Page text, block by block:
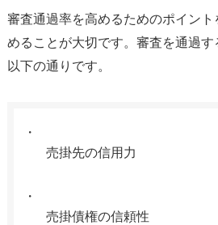
審査通過率を高めるためのポイン
めることが大切です。審査を通過す
以下の通りです。
売掛先の信用力
売掛債権の信頼性